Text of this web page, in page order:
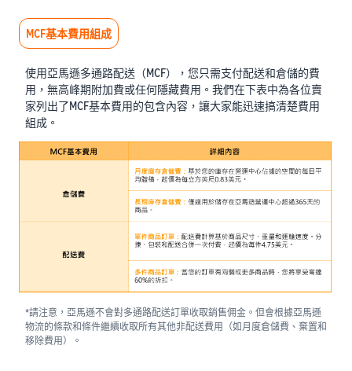
MCF基本費用組成
使用亞馬遜多通路配送（MCF），您只需支付配送和倉儲的費
用，無高峰期附加費或任何隱藏費用。我們在下表中為各位賣
家列出了MCF基本費用的包含內容，讓大家能迅速搞清楚費用
組成。
*請注意，亞馬遜不會對多通路配送訂單收取銷售佣金。但會根據亞馬遜
物流的條款和條件繼續收取所有其他非配送費用（如月度倉儲費、棄置和
移除費用）。